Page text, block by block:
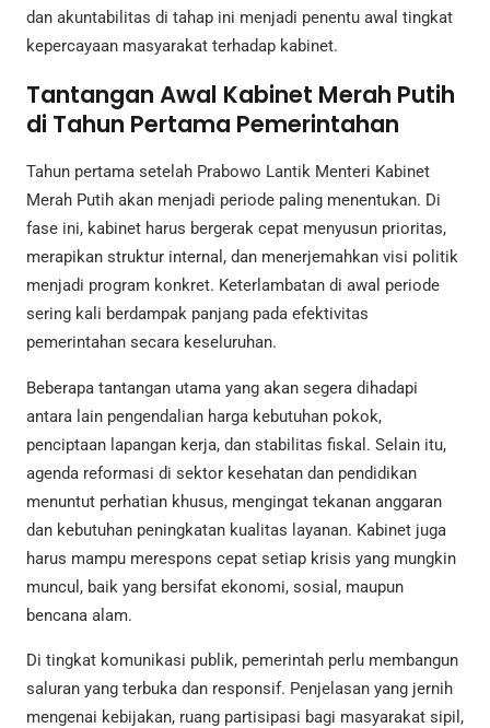
dan akuntabilitas di tahap ini menjadi penentu awal tingkat
kepercayaan masyarakat terhadap kabinet.
Tantangan Awal Kabinet Merah Putih
di Tahun Pertama Pemerintahan
Tahun pertama setelah Prabowo Lantik Menteri Kabinet
Merah Putih akan menjadi periode paling menentukan. Di
fase ini, kabinet harus bergerak cepat menyusun prioritas,
merapikan struktur internal, dan menerjemahkan visi politik
menjadi program konkret. Keterlambatan di awal periode
sering kali berdampak panjang pada efektivitas
pemerintahan secara keseluruhan.
Beberapa tantangan utama yang akan segera dihadapi
antara lain pengendalian harga kebutuhan pokok,
penciptaan lapangan kerja, dan stabilitas fiskal. Selain itu,
agenda reformasi di sektor kesehatan dan pendidikan
menuntut perhatian khusus, mengingat tekanan anggaran
dan kebutuhan peningkatan kualitas layanan. Kabinet juga
harus mampu merespons cepat setiap krisis yang mungkin
muncul, baik yang bersifat ekonomi, sosial, maupun
bencana alam.
Di tingkat komunikasi publik, pemerintah perlu membangun
saluran yang terbuka dan responsif. Penjelasan yang jernih
mengenai kebijakan, ruang partisipasi bagi masyarakat sipil,